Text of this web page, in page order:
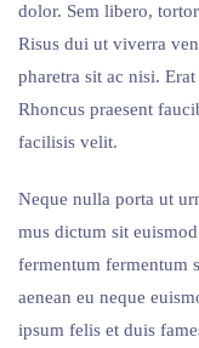
dolor. Sem libero,
Risus dui ut viverra
pharetra sit ac nisi.
Rhoncus praesent
facilisis velit.
Neque nulla porta ut
mus dictum sit
fermentum fermentum
aenean eu neque
ipsum felis et duis